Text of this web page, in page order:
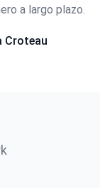
a largo plazo.
Croteau